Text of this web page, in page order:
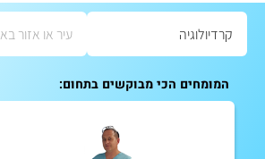
המומחים הכי מבוקשים בתחום: